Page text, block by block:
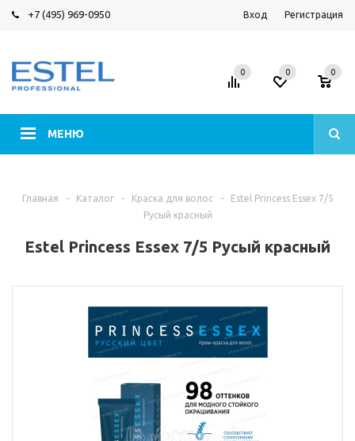
+7 (495) 969-0950 Вход Регистрация
МЕНЮ
0 0 0
Главная - Каталог - Краска для волос -
Estel Princess Essex 7/5
Русый красный
Estel Princess Essex 7/5 Русый красный